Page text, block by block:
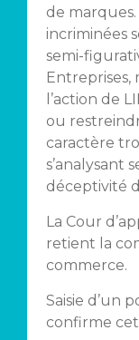
de
incriminées
semi-
l’action de
ou
caractère
s’analysant
déceptivité
La Cour
retient la
commerce.
Saisie d’un
confirme